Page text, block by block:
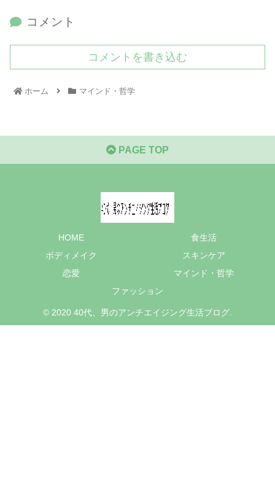
コメント
コメントを書き込む
ホーム マインド・哲学
PAGE TOP
HOME
食生活
ボディメイク
スキンケア
恋愛
マインド・哲学
ファッション
© 2020 40代、男のアンチエイジング生活ブログ.